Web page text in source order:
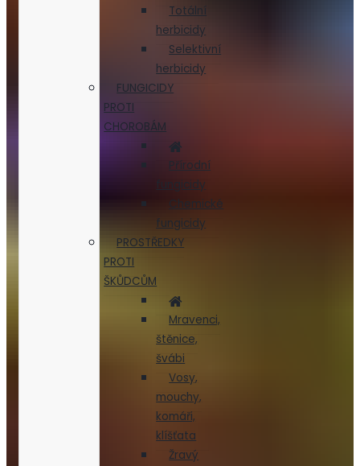
Totální
herbicidy
Selektivní
herbicidy
FUNGICIDY
PROTI
CHOROBÁM
Přírodní
fungicidy
Chemické
fungicidy
PROSTŘEDKY
PROTI
ŠKŮDCŮM
Mravenci,
štěnice,
švábi
Vosy,
mouchy,
komáři,
klíšťata
Žravý